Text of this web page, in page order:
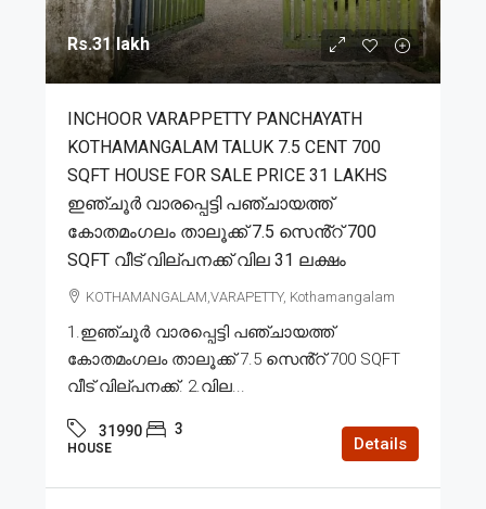
Rs.31 lakh
INCHOOR VARAPPETTY PANCHAYATH
KOTHAMANGALAM TALUK 7.5 CENT 700
SQFT HOUSE FOR SALE PRICE 31 LAKHS
ഇഞ്ചൂർ വാരപ്പെട്ടി പഞ്ചായത്ത്
കോതമംഗലം താലൂക്ക് 7.5 സെൻ്റ് 700
SQFT വീട് വില്പനക്ക് വില 31 ലക്ഷം
KOTHAMANGALAM,VARAPETTY, Kothamangalam
1.ഇഞ്ചൂർ വാരപ്പെട്ടി പഞ്ചായത്ത്
കോതമംഗലം താലൂക്ക് 7.5 സെൻ്റ് 700 SQFT
വീട് വില്പനക്ക്. 2.വില...
31990 3
HOUSE Details